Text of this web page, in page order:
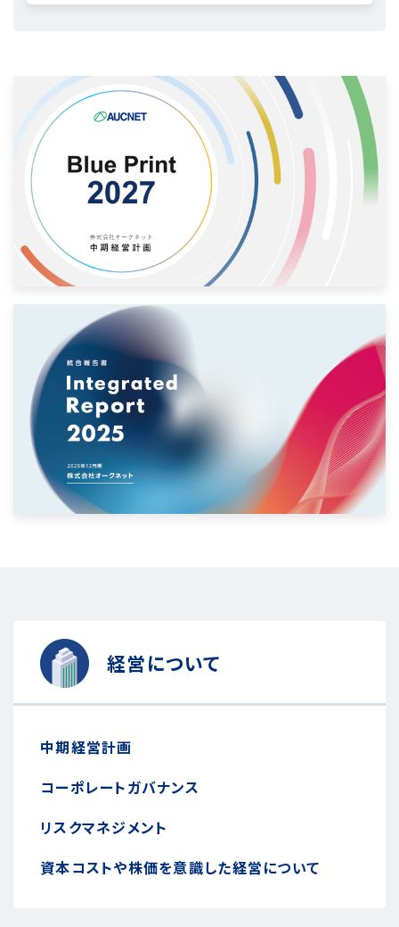
経営について
中期経営計画
コーポレートガバナンス
リスクマネジメント
資本コストや株価を意識した経営について